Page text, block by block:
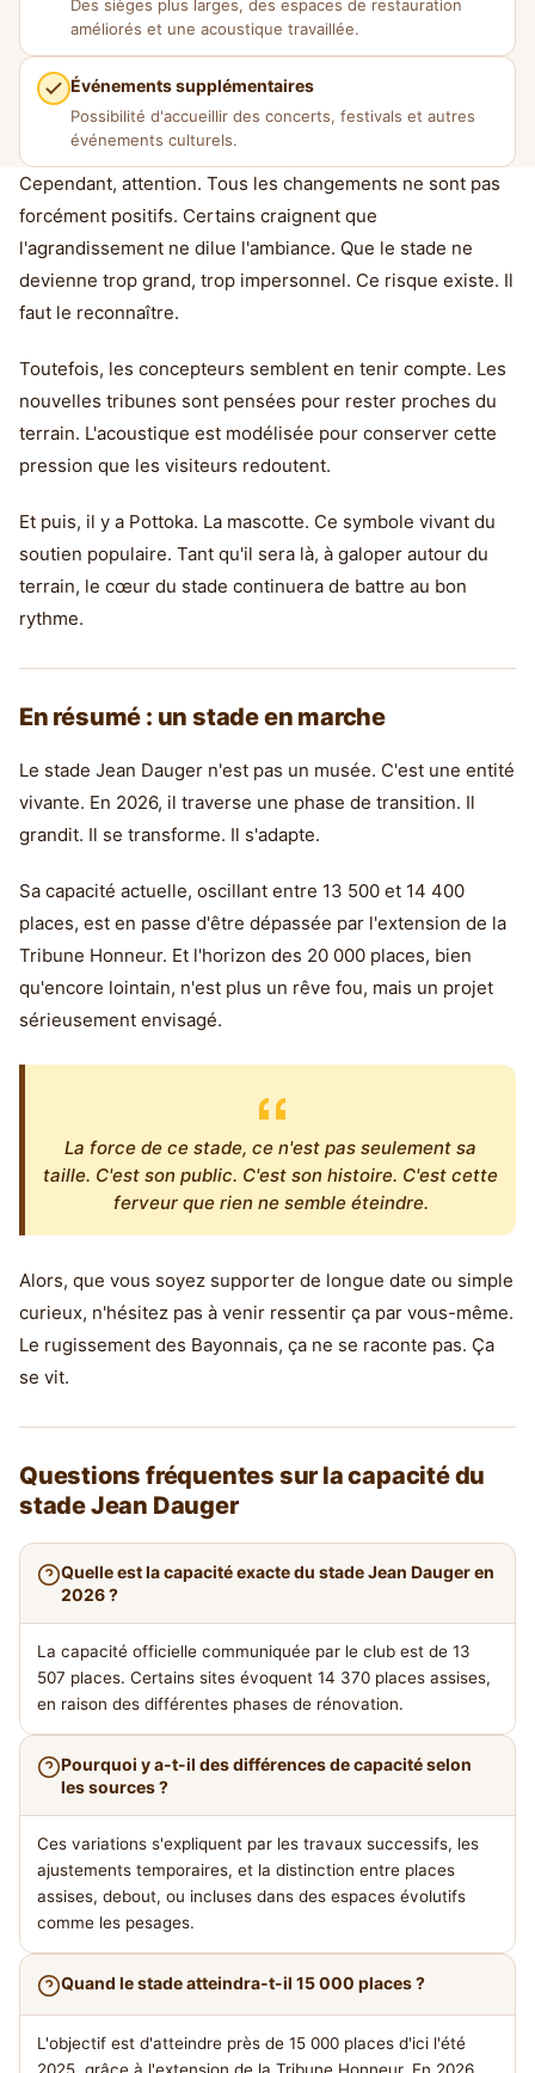
Des sièges plus larges, des espaces de restauration
améliorés et une acoustique travaillée.
Événements supplémentaires
Possibilité d'accueillir des concerts, festivals et autres
événements culturels.
Cependant, attention. Tous les changements ne sont pas
forcément positifs. Certains craignent que
l'agrandissement ne dilue l'ambiance. Que le stade ne
devienne trop grand, trop impersonnel. Ce risque existe. Il
faut le reconnaître.
Toutefois, les concepteurs semblent en tenir compte. Les
nouvelles tribunes sont pensées pour rester proches du
terrain. L'acoustique est modélisée pour conserver cette
pression que les visiteurs redoutent.
Et puis, il y a Pottoka. La mascotte. Ce symbole vivant du
soutien populaire. Tant qu'il sera là, à galoper autour du
terrain, le cœur du stade continuera de battre au bon
rythme.
En résumé : un stade en marche
Le stade Jean Dauger n'est pas un musée. C'est une entité
vivante. En 2026, il traverse une phase de transition. Il
grandit. Il se transforme. Il s'adapte.
Sa capacité actuelle, oscillant entre 13 500 et 14 400
places, est en passe d'être dépassée par l'extension de la
Tribune Honneur. Et l'horizon des 20 000 places, bien
qu'encore lointain, n'est plus un rêve fou, mais un projet
sérieusement envisagé.
La force de ce stade, ce n'est pas seulement sa
taille. C'est son public. C'est son histoire. C'est cette
ferveur que rien ne semble éteindre.
Alors, que vous soyez supporter de longue date ou simple
curieux, n'hésitez pas à venir ressentir ça par vous-même.
Le rugissement des Bayonnais, ça ne se raconte pas. Ça
se vit.
Questions fréquentes sur la capacité du
stade Jean Dauger
Quelle est la capacité exacte du stade Jean Dauger en
2026 ?
La capacité officielle communiquée par le club est de 13
507 places. Certains sites évoquent 14 370 places assises,
en raison des différentes phases de rénovation.
Pourquoi y a-t-il des différences de capacité selon
les sources ?
Ces variations s'expliquent par les travaux successifs, les
ajustements temporaires, et la distinction entre places
assises, debout, ou incluses dans des espaces évolutifs
comme les pesages.
Quand le stade atteindra-t-il 15 000 places ?
L'objectif est d'atteindre près de 15 000 places d'ici l'été